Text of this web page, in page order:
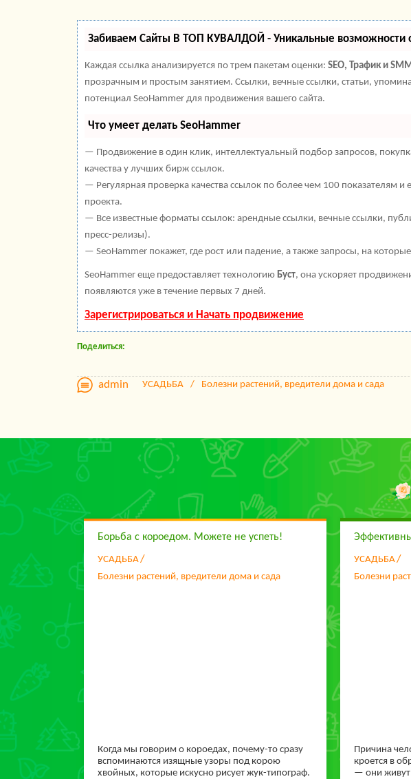
Забиваем Сайты В ТОП КУВАЛДОЙ - Уникальные возможности
Каждая ссылка анализируется по трем пакетам оценки: SEO, Трафик и
прозрачным и простым занятием. Ссылки, вечные ссылки, статьи,
потенциал SeoHammer для продвижения вашего сайта.
Что умеет делать SeoHammer
— Продвижение в один клик, интеллектуальный подбор запросов,
качества у лучших бирж ссылок.
— Регулярная проверка качества ссылок по более чем 100 показателям и
проекта.
— Все известные форматы ссылок: арендные ссылки, вечные ссылки,
пресс-релизы).
— SeoHammer покажет, где рост или падение, а также запросы, на
SeoHammer еще предоставляет технологию Буст, она ускоряет
появляются уже в течение первых 7 дней.
Зарегистрироваться и Начать продвижение
Поделиться:
admin УСАДЬБА Болезни растений, вредители дома и сада
Борьба с короедом. Можете не успеть!
УСАДЬБА
Болезни растений, вредители дома и сада
Когда мы говорим о короедах, почему-то сразу
вспоминаются изящные узоры под корою
хвойных, которые искусно рисует жук-типограф.
УСАДЬБА
Болезни
Причина
кроется в
— они живут